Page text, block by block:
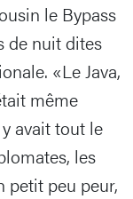
le Bypass
de nuit dites
«Le Java,
même
avait tout le
les
petit peu peur,